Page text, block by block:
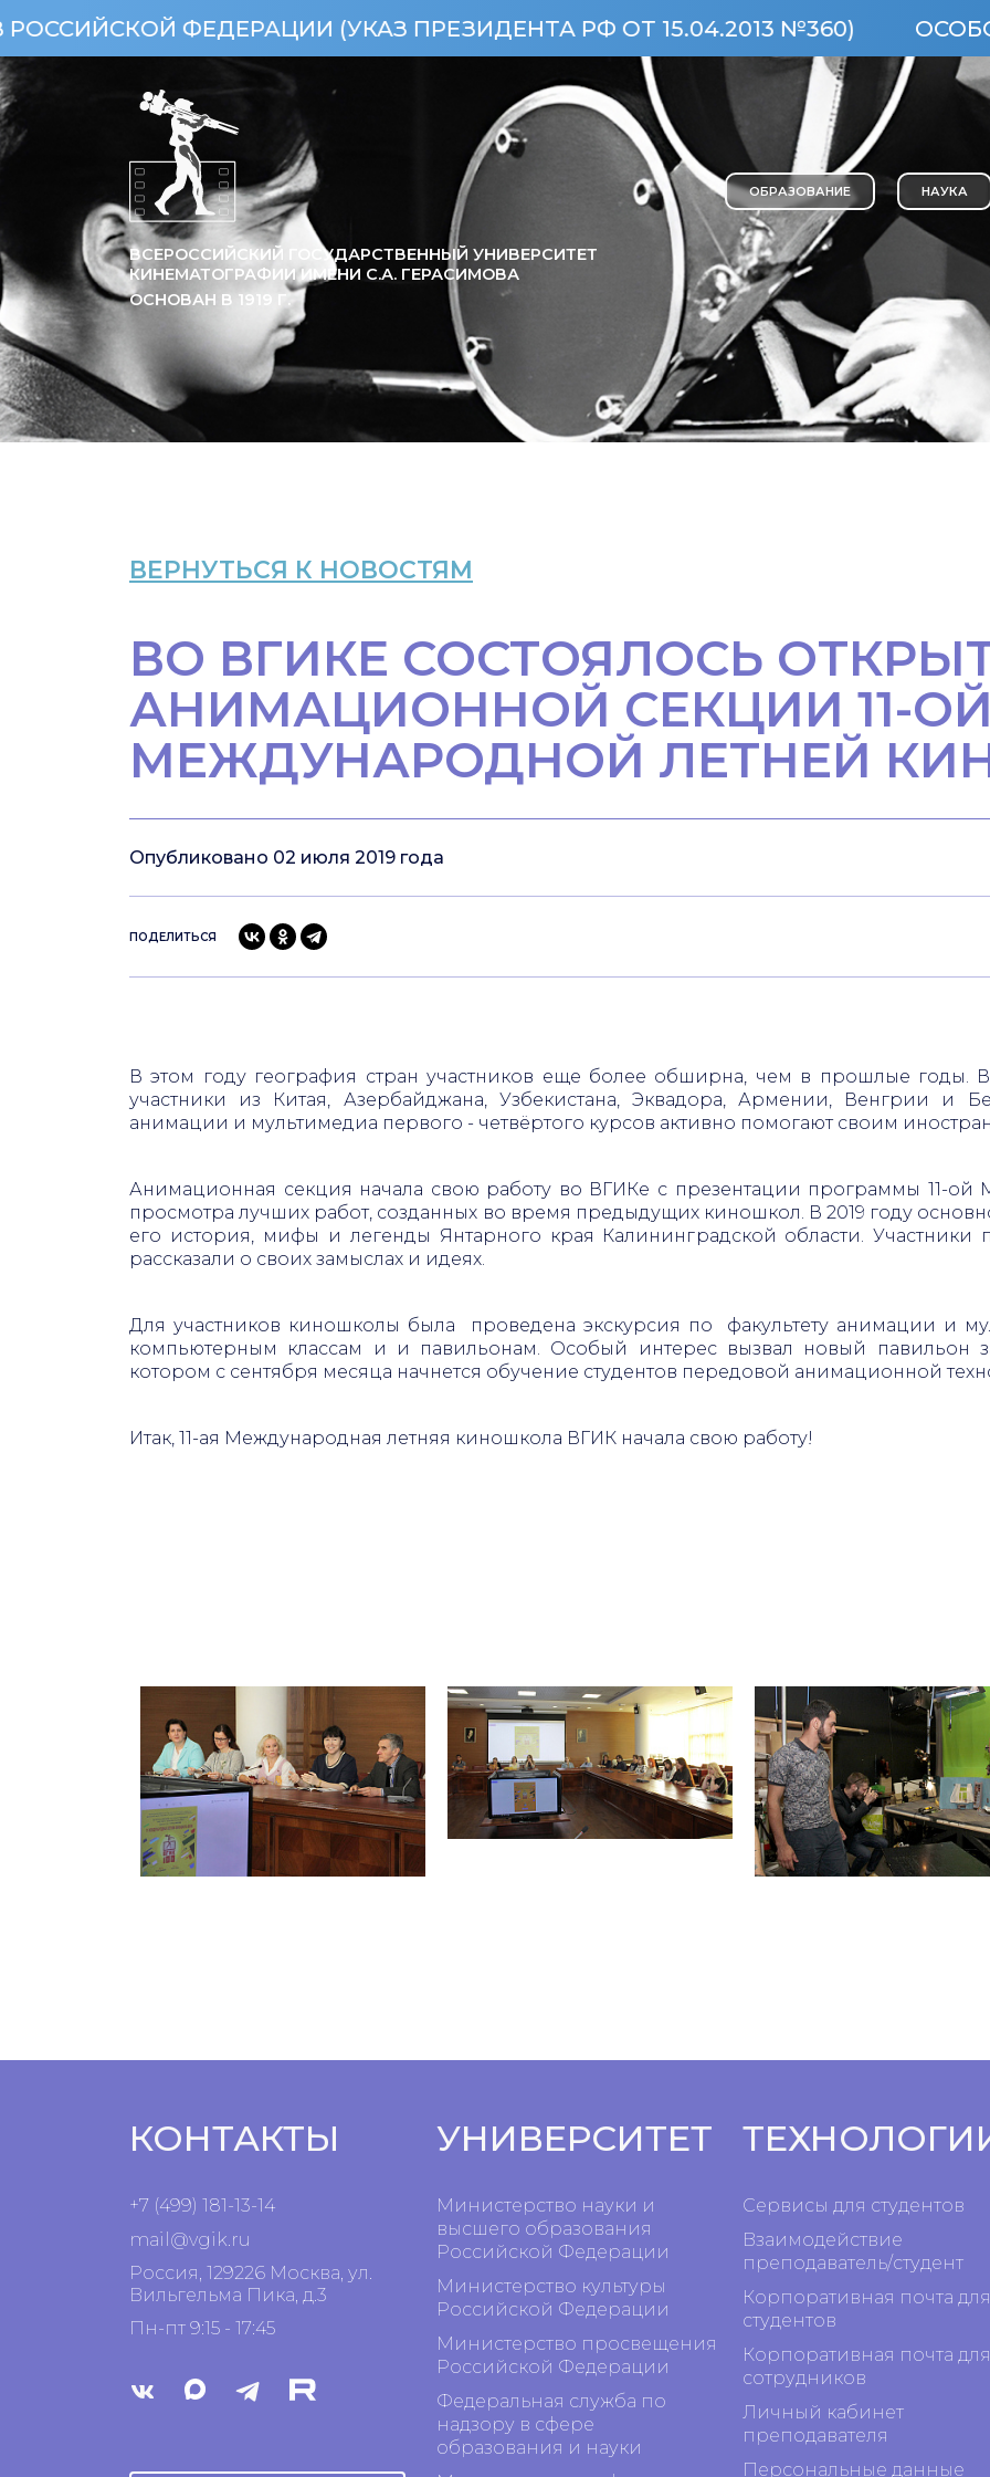
ФЕДЕРАЦИИ (УКАЗ ПРЕЗИДЕНТА РФ ОТ 15.04.2013 №360) ОСОБО
ВСЕРОССИЙСКИЙ ГОСУДАРСТВЕННЫЙ УНИВЕРСИТЕТ
КИНЕМАТОГРАФИИ ИМЕНИ С.А. ГЕРАСИМОВА
ОСНОВАН В 1919 Г.
ОБРАЗОВАНИЕ НАУКА
ВЕРНУТЬСЯ К НОВОСТЯМ
ВО ВГИКЕ СОСТОЯЛОСЬ
АНИМАЦИОННОЙ СЕКЦИИ 11-ОЙ
МЕЖДУНАРОДНОЙ ЛЕТНЕЙ
Опубликовано 02 июля 2019 года
ПОДЕЛИТЬСЯ
В этом году география стран участников еще более обширна, чем в прошлые годы.
участники из Китая, Азербайджана, Узбекистана, Эквадора, Армении, Венгрии и
анимации и мультимедиа первого - четвёртого курсов активно помогают своим
Анимационная секция начала свою работу во ВГИКе с презентации программы 11-
просмотра лучших работ, созданных во время предыдущих киношкол. В 2019 году
его история, мифы и легенды Янтарного края Калининградской области. Участники
рассказали о своих замыслах и идеях.
Для участников киношколы была проведена экскурсия по факультету анимации и
компьютерным классам и и павильонам. Особый интерес вызвал новый павильон
котором с сентября месяца начнется обучение студентов передовой анимационной
Итак, 11-ая Международная летняя киношкола ВГИК начала свою работу!
КОНТАКТЫ
+7 (499) 181-13-14
mail@vgik.ru
Россия, 129226 Москва, ул.
Вильгельма Пика, д.3
Пн-пт 9:15 - 17:45
УНИВЕРСИТЕТ
Министерство науки и
высшего образования
Российской Федерации
Министерство культуры
Российской Федерации
Министерство просвещения
Российской Федерации
Федеральная служба по
надзору в сфере
образования и науки
Сервисы для студентов
Взаимодействие
преподаватель/студент
Корпоративная почта для
студентов
Корпоративная почта для
сотрудников
Личный кабинет
преподавателя
Персональные данные